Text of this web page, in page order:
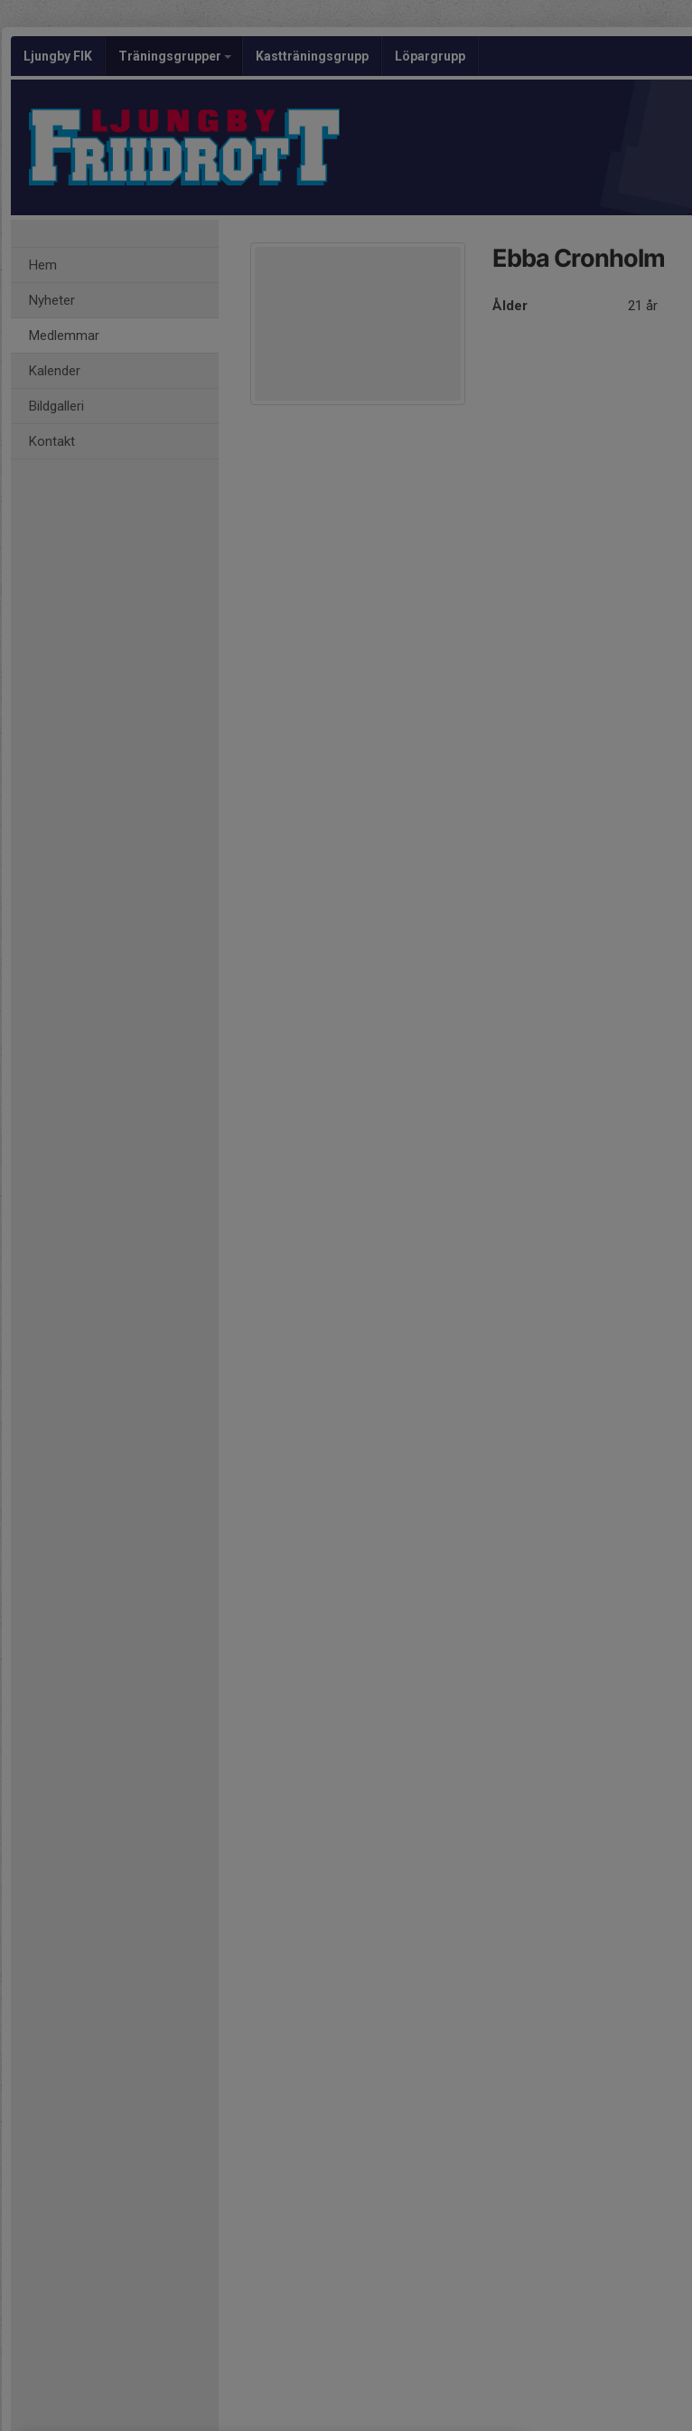
Ljungby FIK Träningsgrupper Kastträningsgrupp Löpargrupp
Hem
Nyheter
Medlemmar
Kalender
Bildgalleri
Kontakt
Ebba Cronholm
Ålder 21 år